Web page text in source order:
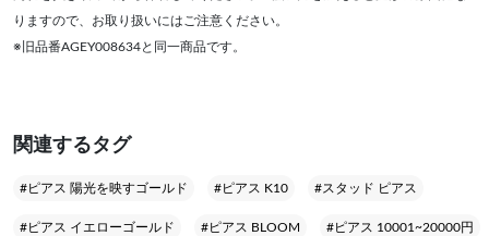
りますので、お取り扱いにはご注意ください。
※旧品番AGEY008634と同一商品です。
関連するタグ
#ピアス 陽光を映すゴールド #ピアス K10 #スタッド ピアス
#ピアス イエローゴールド #ピアス BLOOM #ピアス 10001~20000円